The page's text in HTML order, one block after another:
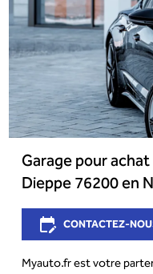
Garage pour
Dieppe 76200 en
edit_calendar CONTACTEZ-
Myauto.fr est votre